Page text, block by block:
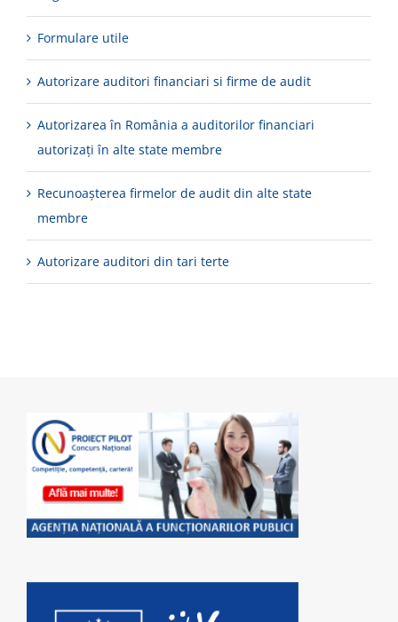
Formulare utile
Autorizare auditori financiari si firme de audit
Autorizarea în România a auditorilor financiari
autorizaţi în alte state membre
Recunoașterea firmelor de audit din alte state
membre
Autorizare auditori din tari terte